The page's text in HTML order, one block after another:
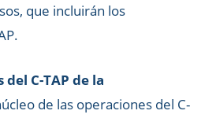
que incluirán los
C-TAP de la
de las operaciones del C-